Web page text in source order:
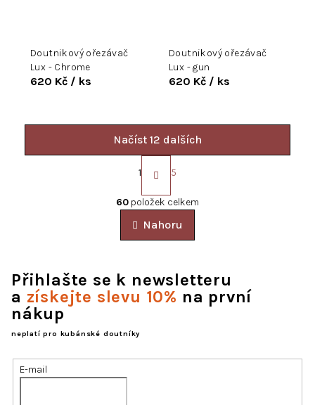
Doutnikový ořezávač
Lux - Chrome
620 Kč / ks
Doutnikový ořezávač
Lux - gun
620 Kč / ks
v
á
d
í
p
y
Načíst 12 dalších
S
t
á
n
k
o
n
í
1 5
60 položek celkem
Nahoru
Přihlašte se k newsletteru
a získejte slevu 10% na první
nákup
neplatí pro kubánské doutníky
E-mail